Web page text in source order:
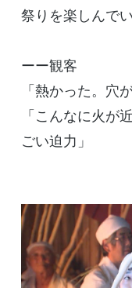
祭りを楽しんでい
ーー観客
「熱かった。穴
「こんなに火が
ごい迫力」